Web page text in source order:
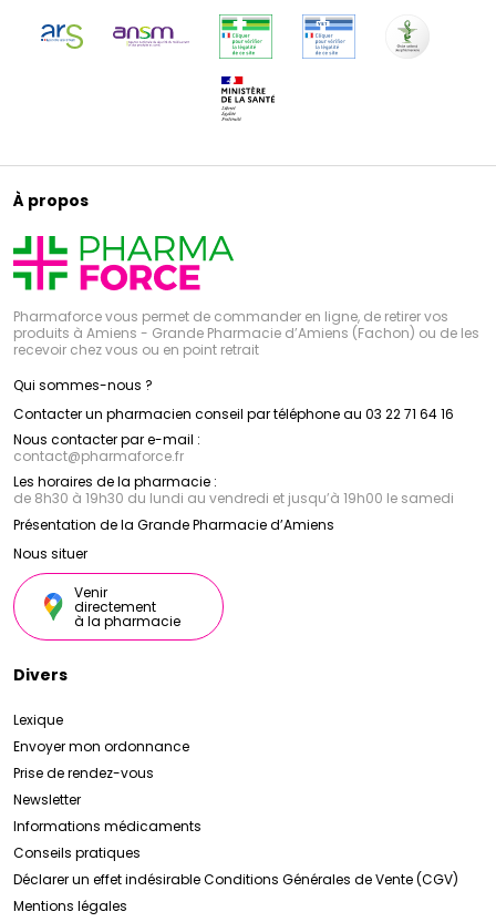
À propos
Pharmaforce vous permet de commander en ligne, de retirer vos
produits à Amiens - Grande Pharmacie d’Amiens (Fachon) ou de les
recevoir chez vous ou en point retrait
Qui sommes-nous ?
Contacter un pharmacien conseil par téléphone au 03 22 71 64 16
Nous contacter par e-mail :
contact@pharmaforce.fr
Les horaires de la pharmacie :
de 8h30 à 19h30 du lundi au vendredi et jusqu’à 19h00 le samedi
Présentation de la Grande Pharmacie d’Amiens
Nous situer
Venir
directement
à la pharmacie
Divers
Lexique
Envoyer mon ordonnance
Prise de rendez-vous
Newsletter
Informations médicaments
Conseils pratiques
Déclarer un effet indésirableConditions Générales de Vente (CGV)
Mentions légales